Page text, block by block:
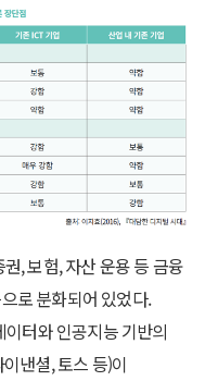
, 보험, 자산 운용 등 금융
로 분화되어 있었다.
터와 인공지능 기반의
낸셜, 토스 등)이